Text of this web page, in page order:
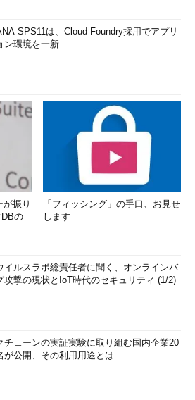
の設定画面。追加した差出人
が記載されている。
いたメールに返信する際、
差出人として返信メールを起
「datest****
、メール起稿時の差出人がデ
のメールアドレスを追加した
フォルトに設定しておくと、
が減って楽だろう。
、差出人のメールアドレスや
る。
い差出人のメールアドレスがあれば、同
加する。
メールを送信する
ドレスを変更するには、メール起稿の
れたメールアドレスをクリックし、
のメールアドレスを選ぶ。なお、追加
ス宛てに届いたメールに返信しようと
SPS11は、Cloud Foundry採用でアプリ
ン環境を一新
振り
の
「フィッシング」の手口、お見せ
します
イルスラボ総責任者に聞く、オンラインバ
攻撃の現状とIoT時代のセキュリティ (1/2)
チェーンの実証実験に取り組む国内企業20
が公開、その利用用途とは